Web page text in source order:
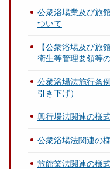
公衆浴場業及び旅
ついて
【公衆浴場及び旅
衛生等管理要領等
公衆浴場法施行条
引き下げ）
興行場法関連の様
公衆浴場法関連の
旅館業法関連の様